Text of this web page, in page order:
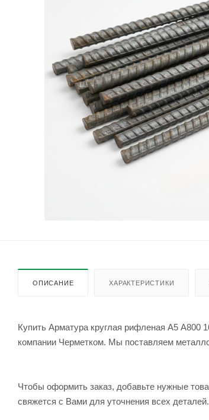
ОПИСАНИЕ ХАРАКТЕРИСТИКИ
Купить Арматура круглая рифленая А5 А800
компании Черметком. Мы поставляем
Чтобы оформить заказ, добавьте нужные
свяжется с Вами для уточнения всех деталей.